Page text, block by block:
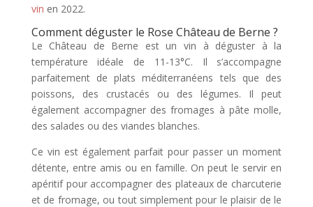
vin en 2022.
Comment déguster le Rose Château de Berne ?
Le Château de Berne est un vin à déguster à la
température idéale de 11-13°C. Il s’accompagne
parfaitement de plats méditerranéens tels que des
poissons, des crustacés ou des légumes. Il peut
également accompagner des fromages à pâte molle,
des salades ou des viandes blanches.
Ce vin est également parfait pour passer un moment
détente, entre amis ou en famille. On peut le servir en
apéritif pour accompagner des plateaux de charcuterie
et de fromage, ou tout simplement pour le plaisir de le